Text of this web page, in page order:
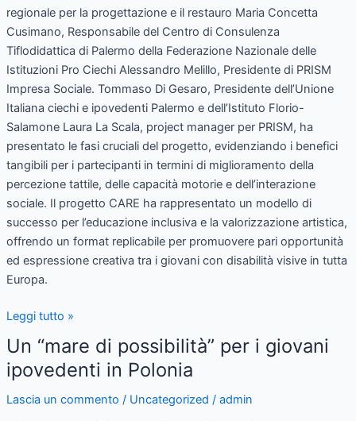
regionale per la progettazione e il restauro Maria Concetta
Cusimano, Responsabile del Centro di Consulenza
Tiflodidattica di Palermo della Federazione Nazionale delle
Istituzioni Pro Ciechi Alessandro Melillo, Presidente di PRISM
Impresa Sociale. Tommaso Di Gesaro, Presidente dell’Unione
Italiana ciechi e ipovedenti Palermo e dell’Istituto Florio-
Salamone Laura La Scala, project manager per PRISM, ha
presentato le fasi cruciali del progetto, evidenziando i benefici
tangibili per i partecipanti in termini di miglioramento della
percezione tattile, delle capacità motorie e dell’interazione
sociale. Il progetto CARE ha rappresentato un modello di
successo per l’educazione inclusiva e la valorizzazione artistica,
offrendo un format replicabile per promuovere pari opportunità
ed espressione creativa tra i giovani con disabilità visive in tutta
Europa.
Leggi tutto »
Un “mare di possibilità” per i giovani
ipovedenti in Polonia
Lascia un commento / Uncategorized / admin
Un
“mare
di
possibilità”